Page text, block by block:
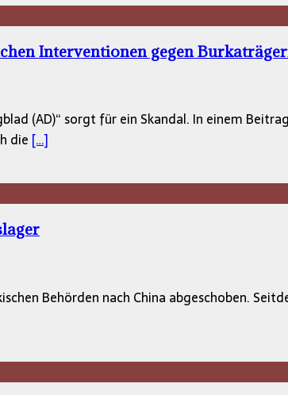
Interventionen gegen
(AD)“ sorgt für ein Skandal. In einem
die […]
Behörden nach China abgeschoben.